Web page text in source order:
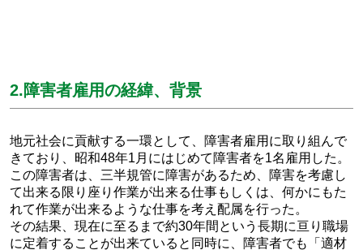
2.障害者雇用の経緯、背景
地元社会に貢献する一環として、障害者雇用に取り組んで
きており、昭和48年1月にはじめて障害者を1名雇用した。
この障害者は、三半規管に障害があるため、障害を考慮し
て出来る限り座り作業が出来る仕事もしくは、何かにもた
れて作業が出来るような仕事を考え配属を行った。
その結果、現在に至るまで約30年間という長期に亘り職場
に定着することが出来ていると同時に、障害者でも「適材